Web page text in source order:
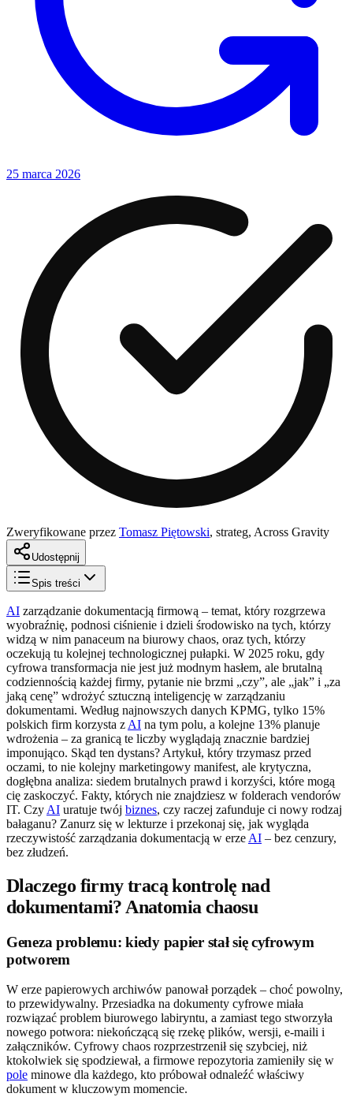
25 marca 2026
Zweryfikowane przez Tomasz Piętowski, strateg, Across Gravity
Udostępnij
Spis treści
AI zarządzanie dokumentacją firmową – temat, który rozgrzewa
wyobraźnię, podnosi ciśnienie i dzieli środowisko na tych, którzy
widzą w nim panaceum na biurowy chaos, oraz tych, którzy
oczekują tu kolejnej technologicznej pułapki. W 2025 roku, gdy
cyfrowa transformacja nie jest już modnym hasłem, ale brutalną
codziennością każdej firmy, pytanie nie brzmi „czy”, ale „jak” i „za
jaką cenę” wdrożyć sztuczną inteligencję w zarządzaniu
dokumentami. Według najnowszych danych KPMG, tylko 15%
polskich firm korzysta z AI na tym polu, a kolejne 13% planuje
wdrożenia – za granicą te liczby wyglądają znacznie bardziej
imponująco. Skąd ten dystans? Artykuł, który trzymasz przed
oczami, to nie kolejny marketingowy manifest, ale krytyczna,
dogłębna analiza: siedem brutalnych prawd i korzyści, które mogą
cię zaskoczyć. Fakty, których nie znajdziesz w folderach vendorów
IT. Czy AI uratuje twój biznes, czy raczej zafunduje ci nowy rodzaj
bałaganu? Zanurz się w lekturze i przekonaj się, jak wygląda
rzeczywistość zarządzania dokumentacją w erze AI – bez cenzury,
bez złudzeń.
Dlaczego firmy tracą kontrolę nad
dokumentami? Anatomia chaosu
Geneza problemu: kiedy papier stał się cyfrowym
potworem
W erze papierowych archiwów panował porządek – choć powolny,
to przewidywalny. Przesiadka na dokumenty cyfrowe miała
rozwiązać problem biurowego labiryntu, a zamiast tego stworzyła
nowego potwora: niekończącą się rzekę plików, wersji, e-maili i
załączników. Cyfrowy chaos rozprzestrzenił się szybciej, niż
ktokolwiek się spodziewał, a firmowe repozytoria zamieniły się w
pole minowe dla każdego, kto próbował odnaleźć właściwy
dokument w kluczowym momencie.